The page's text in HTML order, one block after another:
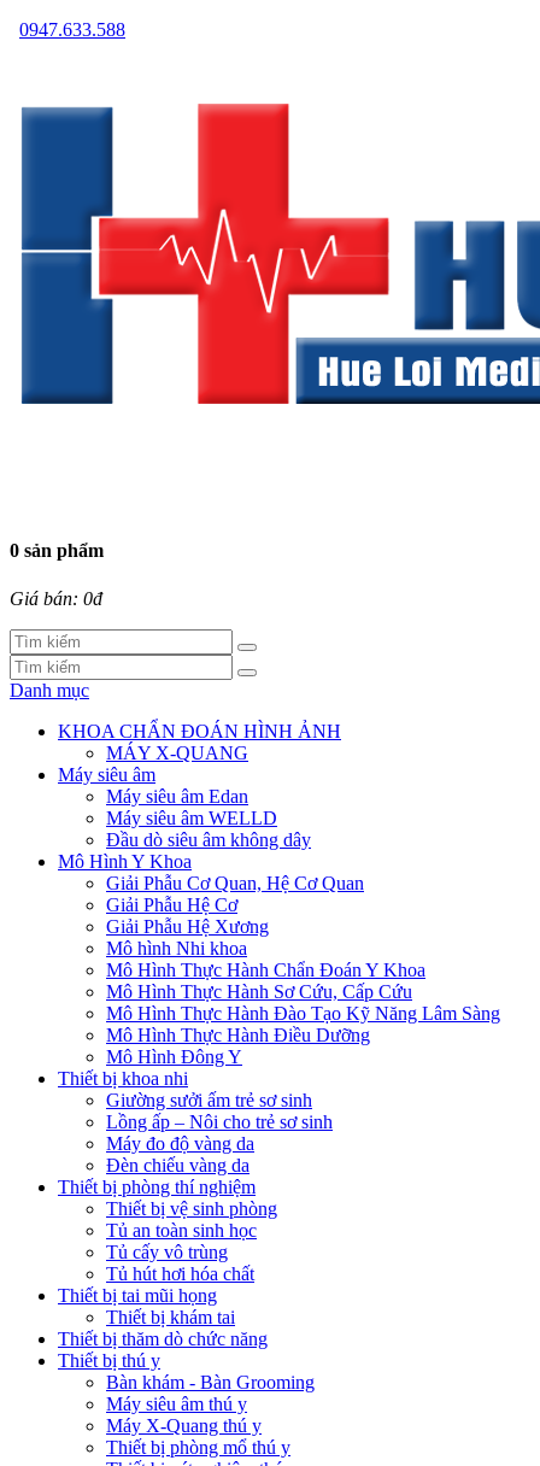
0947.633.588
0 sản phẩm
Giá bán: 0đ
Danh mục
KHOA CHẨN ĐOÁN HÌNH ẢNH
MÁY X-QUANG
Máy siêu âm
Máy siêu âm Edan
Máy siêu âm WELLD
Đầu dò siêu âm không dây
Mô Hình Y Khoa
Giải Phẫu Cơ Quan, Hệ Cơ Quan
Giải Phẫu Hệ Cơ
Giải Phẫu Hệ Xương
Mô hình Nhi khoa
Mô Hình Thực Hành Chẩn Đoán Y Khoa
Mô Hình Thực Hành Sơ Cứu, Cấp Cứu
Mô Hình Thực Hành Đào Tạo Kỹ Năng Lâm Sàng
Mô Hình Thực Hành Điều Dưỡng
Mô Hình Đông Y
Thiết bị khoa nhi
Giường sưởi ấm trẻ sơ sinh
Lồng ấp – Nôi cho trẻ sơ sinh
Máy đo độ vàng da
Đèn chiếu vàng da
Thiết bị phòng thí nghiệm
Thiết bị vệ sinh phòng
Tủ an toàn sinh học
Tủ cấy vô trùng
Tủ hút hơi hóa chất
Thiết bị tai mũi họng
Thiết bị khám tai
Thiết bị thăm dò chức năng
Thiết bị thú y
Bàn khám - Bàn Grooming
Máy siêu âm thú y
Máy X-Quang thú y
Thiết bị phòng mổ thú y